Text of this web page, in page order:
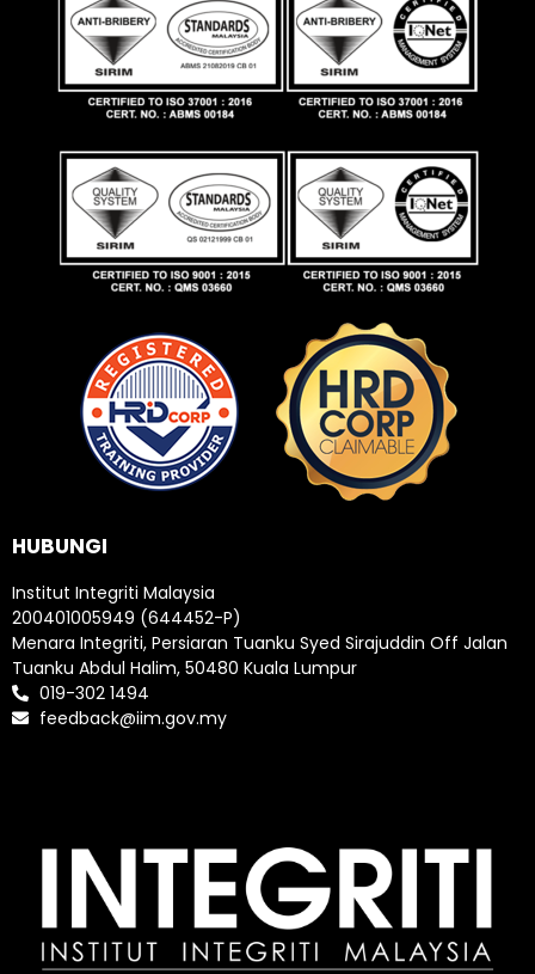
HUBUNGI
Institut Integriti Malaysia
200401005949 (644452-P)
Menara Integriti, Persiaran Tuanku Syed Sirajuddin Off Jalan
Tuanku Abdul Halim, 50480 Kuala Lumpur
019-302 1494
feedback@iim.gov.my